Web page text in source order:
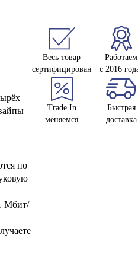
по
Мбит/
Весь товар
сертифицирован
Работаем
с 2016
Trade In
меняемся
Быстрая
доставка